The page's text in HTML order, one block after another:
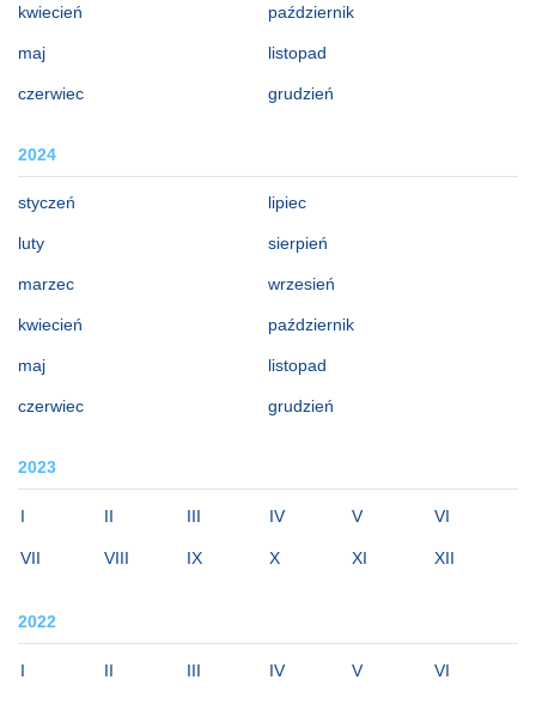
kwiecień
maj
czerwiec
październik
listopad
grudzień
2024
styczeń
luty
marzec
kwiecień
maj
czerwiec
lipiec
sierpień
wrzesień
październik
listopad
grudzień
2023
I II III IV V VI
VII VIII IX X XI XII
2022
I II III IV V VI